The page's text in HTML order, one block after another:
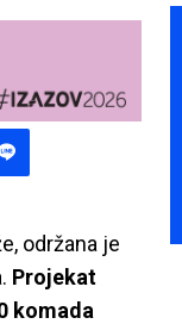
održana je
Projekat
komada